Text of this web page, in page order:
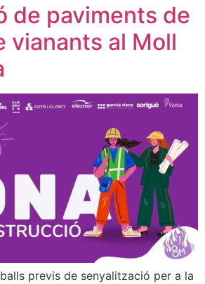
de paviments de
vianants al Moll
previs de senyalització per a la